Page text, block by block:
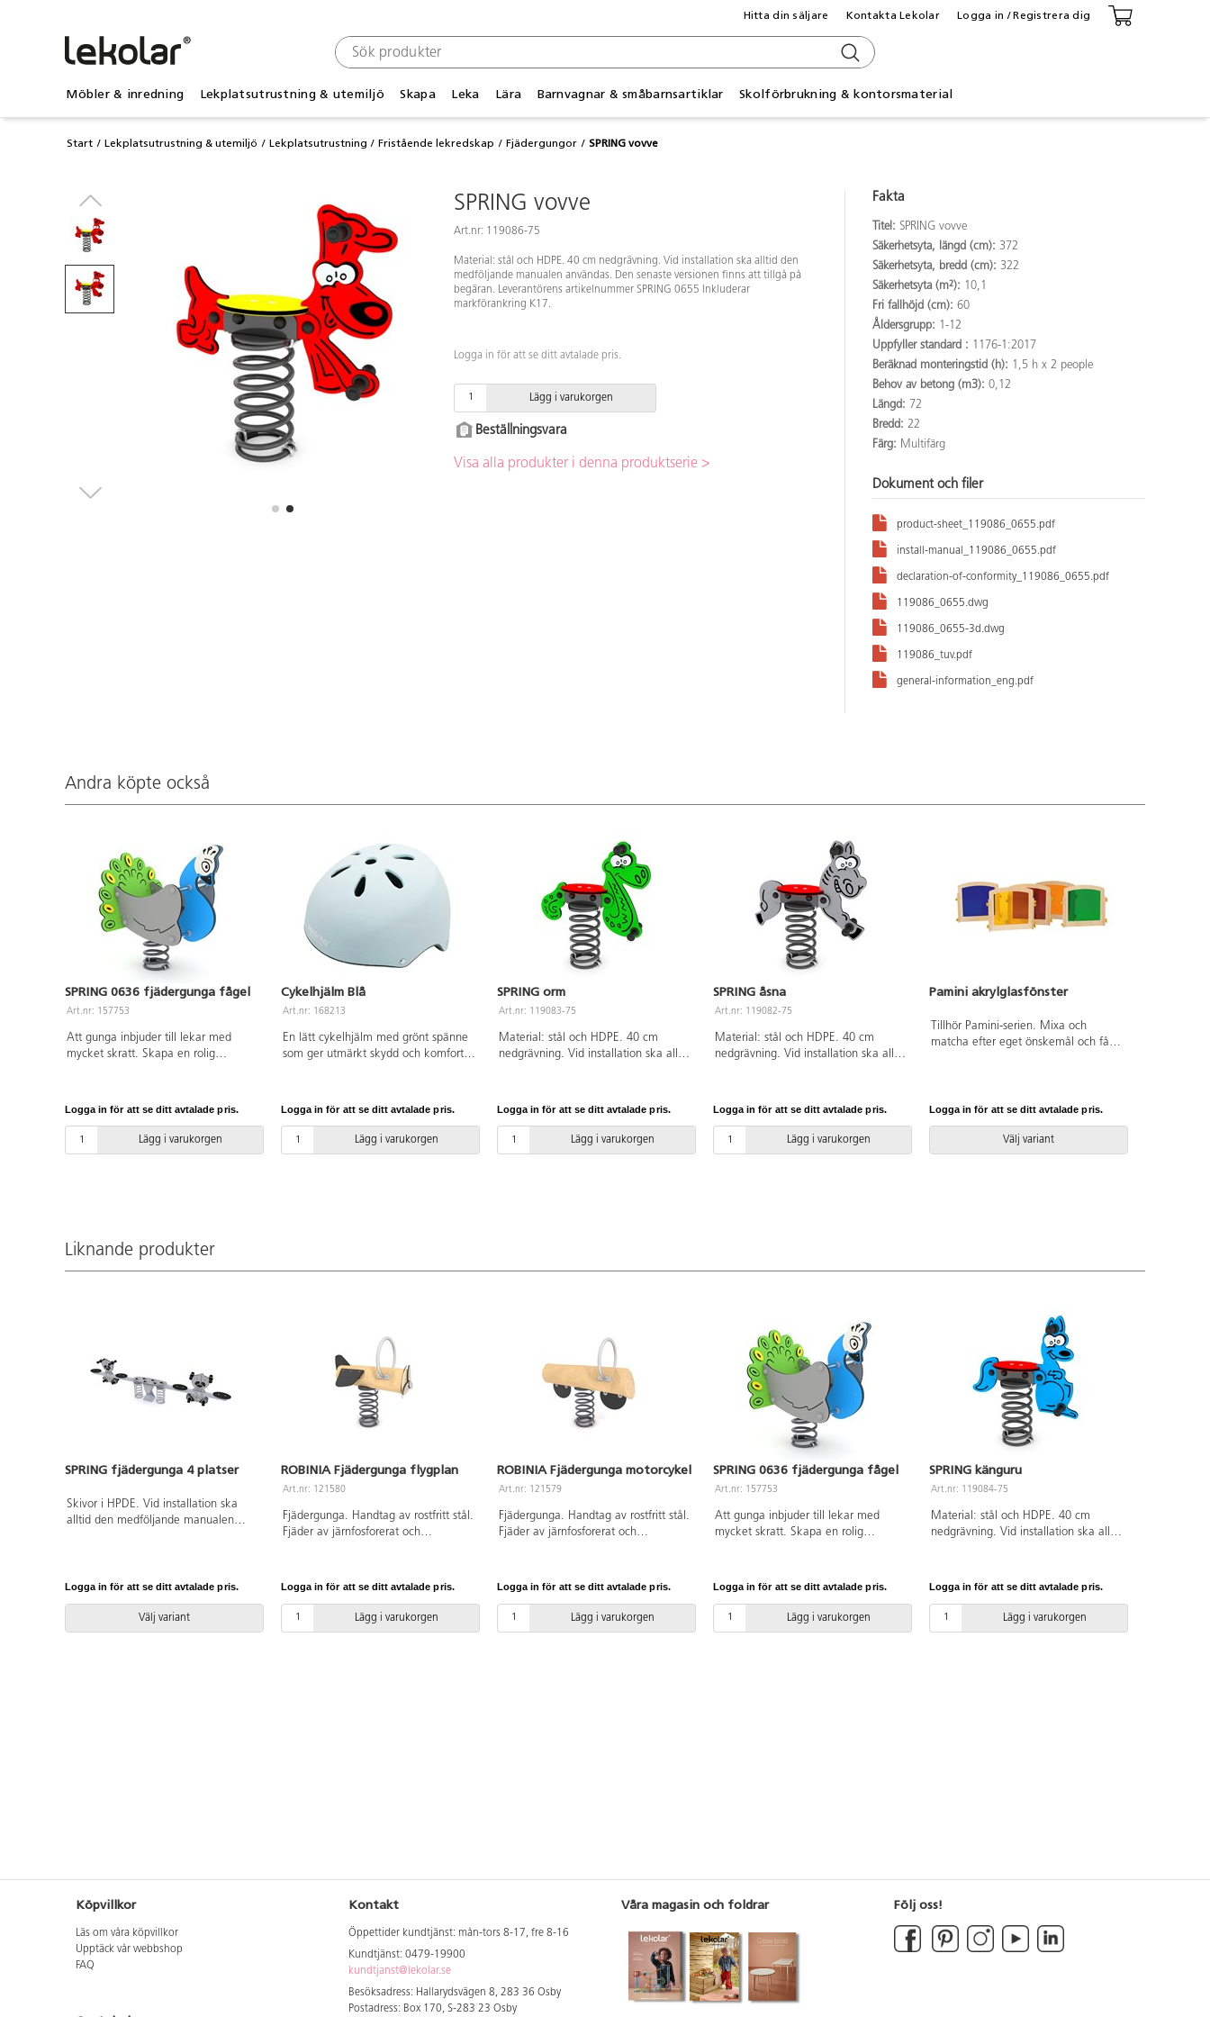
Möbler & inredning Lekplatsutrustning & utemiljö Skapa Leka Lära Barnvagnar & småbarnsartiklar Skolförbrukning & kontorsmaterial
Hitta din säljare Kontakta Lekolar Logga in / Registrera dig
Start Lekplatsutrustning & utemiljö Lekplatsutrustning Fristående lekredskap Fjädergungor SPRING vovve
SPRING vovve
Art.nr: 119086-75
Material: stål och HDPE. 40 cm nedgrävning. Vid installation ska alltid den
medföljande manualen användas. Den senaste versionen finns att tillgå på
begäran. Leverantörens artikelnummer SPRING 0655 Inkluderar
markförankring K17.
Logga in för att se ditt avtalade pris.
Lägg i varukorgen
Beställningsvara
Visa alla produkter i denna produktserie >
Fakta
Titel: SPRING vovve
Säkerhetsyta, längd (cm): 372
Säkerhetsyta, bredd (cm): 322
Säkerhetsyta (m²): 10,1
Fri fallhöjd (cm): 60
Åldersgrupp: 1-12
Uppfyller standard : 1176-1:2017
Beräknad monteringstid (h): 1,5 h x 2 people
Behov av betong (m3): 0,12
Längd: 72
Bredd: 22
Färg: Multifärg
Dokument och filer
product-sheet_119086_0655.pdf
install-manual_119086_0655.pdf
declaration-of-conformity_119086_0655.pdf
119086_0655.dwg
119086_0655-3d.dwg
119086_tuv.pdf
general-information_eng.pdf
Andra köpte också
SPRING 0636 fjädergunga fågel
Art.nr: 157753
Att gunga inbjuder till lekar med
mycket skratt. Skapa en rolig
pulverlackerat stål och paneler av
HDPE. Monteras enligt
Logga in för att se ditt avtalade pris.
Lägg i varukorgen
Cykelhjälm Blå
Art.nr: 168213
En lätt cykelhjälm med grönt spänne
som ger utmärkt skydd och komfort
Godkänd enligt EN 1080:2013 och
(EU) 2016/425. Av PVC utan
Logga in för att se ditt avtalade pris.
Lägg i varukorgen
SPRING orm
Art.nr: 119083-75
Material: stål och HDPE. 40 cm
nedgrävning. Vid installation ska alltid
0652 Inkluderar markförankring K17.
Logga in för att se ditt avtalade pris.
Lägg i varukorgen
SPRING åsna
Art.nr: 119082-75
Material: stål och HDPE. 40 cm
nedgrävning. Vid installation ska alltid
0651 Inkluderar markförankring K17.
Logga in för att se ditt avtalade pris.
Lägg i varukorgen
Pamini akrylglasfönster
Tillhör Pamini-serien. Mixa och
matcha efter eget önskemål och få
och färg i olika skiftningar. Plötsligt
blir allting blått som är på den andra
sidan av glaset. Mått: 72x70 cm.
Logga in för att se ditt avtalade pris.
Välj variant
Liknande produkter
SPRING fjädergunga 4 platser
Skivor i HPDE. Vid installation ska
alltid den medföljande manualen
0670 Inkluderar markförankring K17.
Logga in för att se ditt avtalade pris.
Välj variant
ROBINIA Fjädergunga flygplan
Art.nr: 121580
Fjädergunga. Handtag av rostfritt stål.
Fjäder av järnfosforerat och
vatten och är extremt hållbart. Vid
installation ska alltid den medföljande
Logga in för att se ditt avtalade pris.
Lägg i varukorgen
ROBINIA Fjädergunga motorcykel
Art.nr: 121579
Fjädergunga. Handtag av rostfritt stål.
Fjäder av järnfosforerat och
hållbart. Vid installation ska alltid den
medföljande manualen användas.
Logga in för att se ditt avtalade pris.
Lägg i varukorgen
SPRING 0636 fjädergunga fågel
Art.nr: 157753
Att gunga inbjuder till lekar med
mycket skratt. Skapa en rolig
pulverlackerat stål och paneler av
HDPE. Monteras enligt
Logga in för att se ditt avtalade pris.
Lägg i varukorgen
SPRING känguru
Art.nr: 119084-75
Material: stål och HDPE. 40 cm
nedgrävning. Vid installation ska alltid
0653 Inkluderar markförankring K17.
Logga in för att se ditt avtalade pris.
Lägg i varukorgen
Köpvillkor
Läs om våra köpvillkor
Upptäck vår webbshop
FAQ
Kontakt
Öppettider kundtjänst: mån-tors 8-17, fre 8-16
Kundtjänst: 0479-19900
kundtjanst@lekolar.se
Besöksadress: Hallarydsvägen 8, 283 36 Osby
Postadress: Box 170, S-283 23 Osby
Våra magasin och foldrar Följ oss!